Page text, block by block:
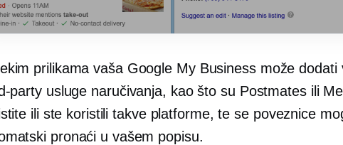
prilikama vaša Google My Business može dodati
partyusluge naručivanja, kao što su Postmates ili
ili ste koristili takve platforme, te se poveznice
pronaći u vašem popisu.